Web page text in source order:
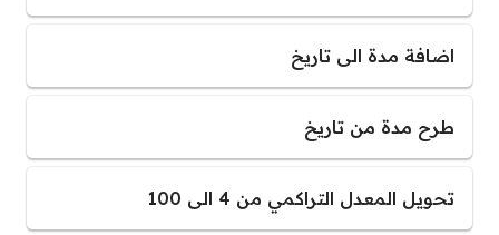
اضافة مدة الى تاريخ
طرح مدة من تاريخ
تحويل المعدل التراكمي من 4 الى 100